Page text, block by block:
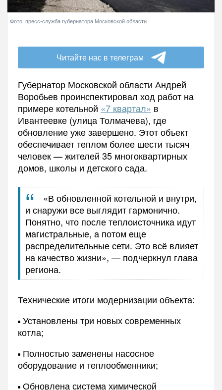
Фото: пресс-служба губернатора Московской области
Читайте нас в телеграм
Губернатор Московской области Андрей
Воробьев проинспектировал ход работ на
примере котельной «7 квартал» в
Ивантеевке (улица Толмачева), где
обновление уже завершено. Этот объект
обеспечивает теплом более шести тысяч
человек — жителей 35 многоквартирных
домов, школы и детского сада.
«В обновленной котельной и внутри,
и снаружи все выглядит гармонично.
Понятно, что после теплоисточника идут
магистральные, а потом еще
распределительные сети. Это всё влияет
на качество жизни», — подчеркнул глава
региона.
Технические итоги модернизации объекта:
Установлены три новых современных
котла;
Полностью заменены насосное
оборудование и теплообменники;
Обновлена система химической